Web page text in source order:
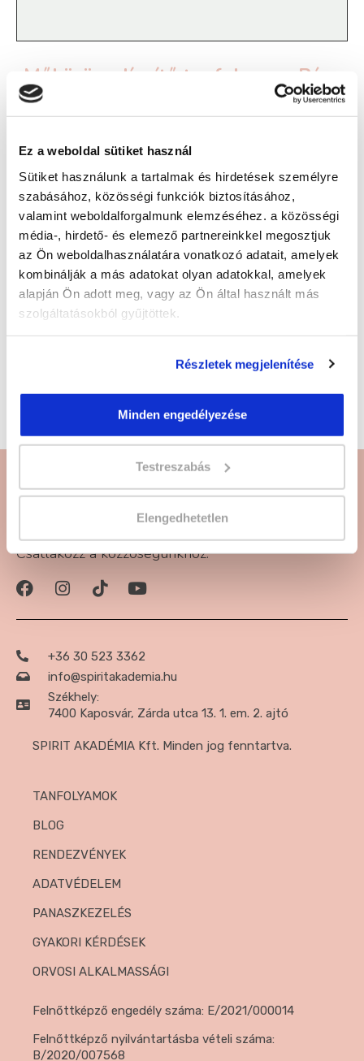
Ez a weboldal sütiket használ
Sütiket használunk a tartalmak és hirdetések személyre
szabásához, közösségi funkciók biztosításához,
valamint weboldalforgalmunk elemzéséhez. a közösségi
média-, hirdető- és elemező partnereinkkel megosztjuk
az Ön weboldalhasználatára vonatkozó adatait, amelyek
kombinálják a más adatokat olyan adatokkal, amelyek
alapján Ön adott meg, vagy az Ön által használt más
szolgáltatásokból gyűjtöttek.
Részletek megjelenítése
Minden engedélyezése
Testreszabás
Elengedhetetlen
Műköröm díszítő tanfolyam - Pécs
17 000 Ft
Képzés típusa:
Továbbképzés
Szükséges iskolai végzettség:
nincs
Csatlakozz a közzöségünkhöz:
+36 30 523 3362
info@spiritakademia.hu
Székhely:
7400 Kaposvár, Zárda utca 13. 1. em. 2. ajtó
SPIRIT AKADÉMIA Kft. Minden jog fenntartva.
TANFOLYAMOK
BLOG
RENDEZVÉNYEK
ADATVÉDELEM
PANASZKEZELÉS
GYAKORI KÉRDÉSEK
ORVOSI ALKALMASSÁGI
Felnőttképző engedély száma: E/2021/000014
Felnőttképző nyilvántartásba vételi száma:
B/2020/007568